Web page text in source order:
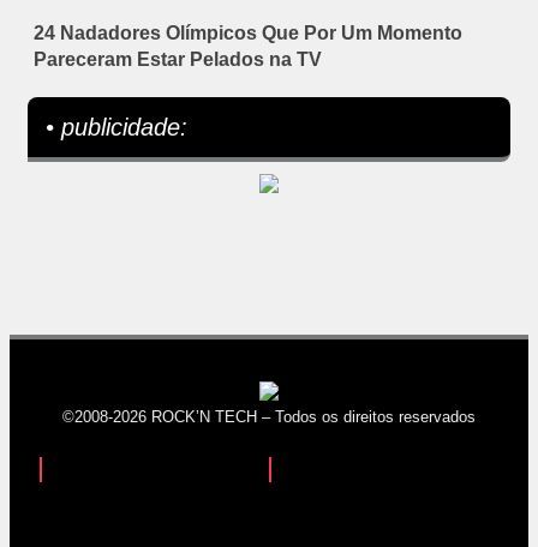
24 Nadadores Olímpicos Que Por Um Momento
Pareceram Estar Pelados na TV
• publicidade:
©2008-2026 ROCK’N TECH – Todos os direitos reservados